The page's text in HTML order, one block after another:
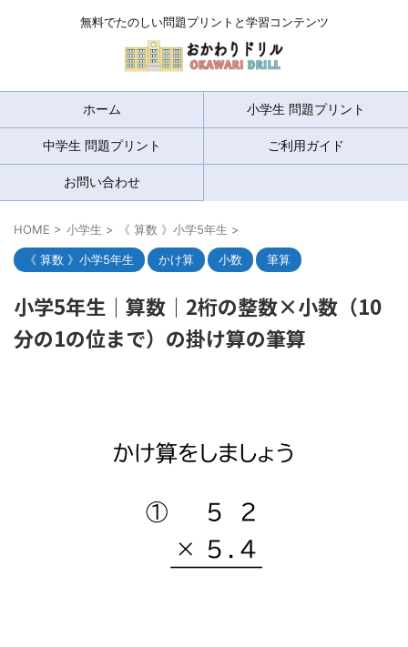
無料でたのしい問題プリントと学習コンテンツ
ホーム 小学生 問題プリント
中学生 問題プリント ご利用ガイド
お問い合わせ
HOME > 小学生 > 《 算数 》小学5年生 >
《 算数 》小学5年生 かけ算 小数 筆算
小学5年生｜算数｜2桁の整数×小数（10
分の1の位まで）の掛け算の筆算